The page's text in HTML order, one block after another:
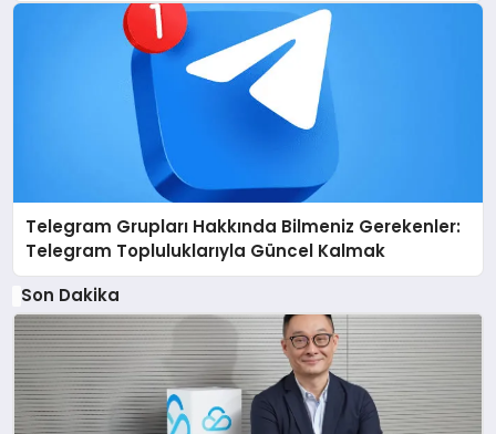
Telegram Grupları Hakkında Bilmeniz Gerekenler:
Telegram Topluluklarıyla Güncel Kalmak
Son Dakika